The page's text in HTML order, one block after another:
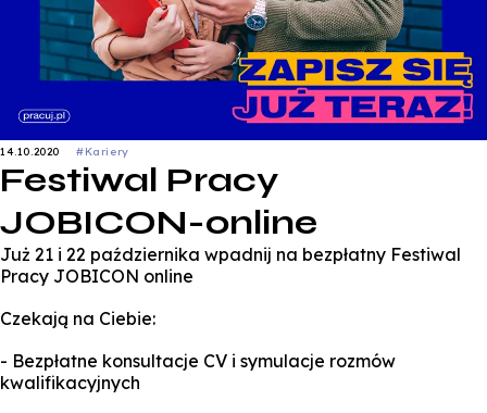
14.10.2020 #Kariery
Festiwal Pracy
JOBICON-online
Już 21 i 22 października wpadnij na bezpłatny Festiwal
Pracy JOBICON online
Czekają na Ciebie:
- Bezpłatne konsultacje CV i symulacje rozmów
kwalifikacyjnych